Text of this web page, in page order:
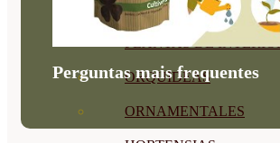
SUCULENTAS
PLANTAS DE INTERIOR
ORQUIDEAS
ORNAMENTALES
Perguntas mais frequentes